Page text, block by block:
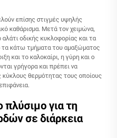
επίσης στιγμές υψηλής
καθάρισμα. Μετά τον χειμώνα,
οδικής κυκλοφορίας και τα
τα κάτω τμήματα του αμαξώματος
και το καλοκαίρι, η γύρη και ο
γρήγορα και πρέπει να
θερμότητας τους οποίους
για τη
σε διάρκεια